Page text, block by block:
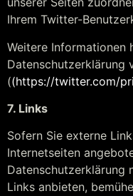
Ihrem Twitter-
Weitere Informationen
Datenschutzerklärung
((https://twitter.com/
7. Links
Sofern Sie externe
Internetseiten
Datenschutzerklärung
Links anbieten,